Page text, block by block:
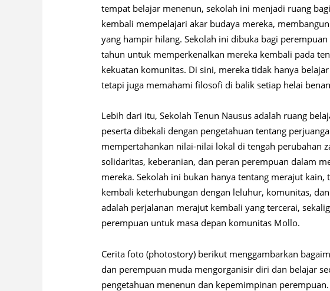
tempat belajar menenun, sekolah ini menjadi ruang
kembali mempelajari akar budaya mereka,
yang hampir hilang. Sekolah ini dibuka bagi
tahun untuk memperkenalkan mereka kembali pada
kekuatan komunitas. Di sini, mereka tidak hanya
tetapi juga memahami filosofi di balik setiap helai
Lebih dari itu, Sekolah Tenun Nausus adalah ruang
peserta dibekali dengan pengetahuan tentang
mempertahankan nilai-nilai lokal di tengah perubahan
solidaritas, keberanian, dan peran perempuan dalam
mereka. Sekolah ini bukan hanya tentang merajut kain,
kembali keterhubungan dengan leluhur, komunitas,
adalah perjalanan merajut kembali yang tercerai,
perempuan untuk masa depan komunitas Mollo.
Cerita foto (photostory) berikut menggambarkan
dan perempuan muda mengorganisir diri dan belajar
pengetahuan menenun dan kepemimpinan perempuan.